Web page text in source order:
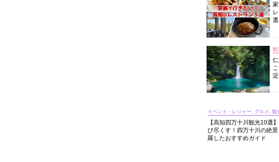
観
イベント・レジャー, グルメ, 観
【高知四万十川観光10選
び尽くす！四万十川の絶
羅したおすすめガイド